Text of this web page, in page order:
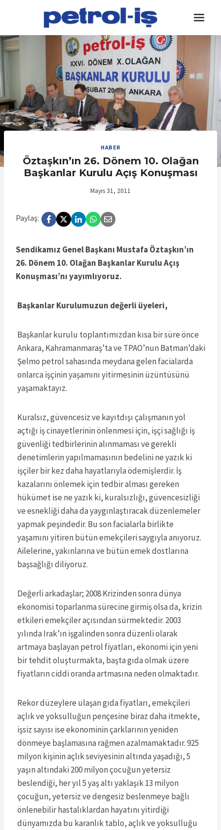
content
HABER
Öztaşkın’ın 26. Dönem 10. Olağan
Başkanlar Kurulu Açış Konuşması
Mayıs 31, 2011
Paylaş:
Sendikamız Genel Başkanı Mustafa Öztaşkın’ın
26. Dönem 10. Olağan Başkanlar Kurulu Açış
Konuşması’nı yayımlıyoruz.
Başkanlar Kurulumuzun değerli üyeleri,
Başkanlar kurulu toplantımızdan kısa bir süre önce
Ankara, Kahramanmaraş’ta ve TPAO’nun Batman’daki
Şelmo petrol sahasında meydana gelen facialarda
onlarca işçinin yaşamını yitirmesinin üzüntüsünü
yaşamaktayız.
Kuralsız, güvencesiz ve kayıtdışı çalışmanın yol
açtığı iş cinayetlerinin önlenmesi için, işçi sağlığı iş
güvenliği tedbirlerinin alınmaması ve gerekli
denetimlerin yapılmamasının bedelini ne yazık ki
işçiler bir kez daha hayatlarıyla ödemişlerdir. İş
kazalarını önlemek için tedbir alması gereken
hükümet ise ne yazık ki, kuralsızlığı, güvencesizliği
ve esnekliği daha da yaygınlaştıracak düzenlemeler
yapmak peşindedir. Bu son facialarla birlikte
yaşamını yitiren bütün emekçileri saygıyla anıyoruz.
Ailelerine, yakınlarına ve bütün emek dostlarına
başsağlığı diliyoruz.
Değerli arkadaşlar; 2008 Krizinden sonra dünya
ekonomisi toparlanma sürecine girmiş olsa da, krizin
etkileri emekçiler açısından sürmektedir. 2003
yılında Irak’ın işgalinden sonra düzenli olarak
artmaya başlayan petrol fiyatları, ekonomi için yeni
bir tehdit oluşturmakta, başta gıda olmak üzere
fiyatların ciddi oranda artmasına neden olmaktadır.
Rekor düzeylere ulaşan gıda fiyatları, emekçileri
açlık ve yoksulluğun pençesine biraz daha itmekte,
işsiz sayısı ise ekonominin çarklarının yeniden
dönmeye başlamasına rağmen azalmamaktadır. 925
milyon kişinin açlık seviyesinin altında yaşadığı, 5
yaşın altındaki 200 milyon çocuğun yetersiz
beslendiği, her yıl 5 yaş altı yaklaşık 13 milyon
çocuğun, yetersiz ve dengesiz beslenmeye bağlı
önlenebilir hastalıklardan hayatını yitirdiği
dünyamızda bu karanlık tablo, açlık ve yoksulluğu